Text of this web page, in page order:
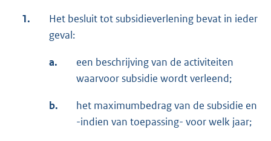
1.
Het besluit tot subsidieverlening bevat in ieder
geval:
a.
een beschrijving van de activiteiten
waarvoor subsidie wordt verleend;
b.
het maximumbedrag van de subsidie en
-indien van toepassing- voor welk jaar;